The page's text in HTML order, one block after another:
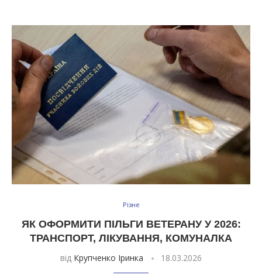
Різне
ЯК ОФОРМИТИ ПІЛЬГИ ВЕТЕРАНУ У 2026:
ТРАНСПОРТ, ЛІКУВАННЯ, КОМУНАЛКА
від Крупченко Іринка 18.03.2026